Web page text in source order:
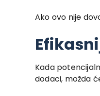
Ako ovo nije
Kada
dodaci, možda